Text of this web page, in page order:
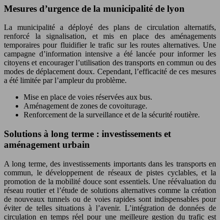
Mesures d’urgence de la municipalité de lyon
La municipalité a déployé des plans de circulation alternatifs,
renforcé la signalisation, et mis en place des aménagements
temporaires pour fluidifier le trafic sur les routes alternatives. Une
campagne d’information intensive a été lancée pour informer les
citoyens et encourager l’utilisation des transports en commun ou des
modes de déplacement doux. Cependant, l’efficacité de ces mesures
a été limitée par l’ampleur du problème.
Mise en place de voies réservées aux bus.
Aménagement de zones de covoiturage.
Renforcement de la surveillance et de la sécurité routière.
Solutions à long terme : investissements et
aménagement urbain
A long terme, des investissements importants dans les transports en
commun, le développement de réseaux de pistes cyclables, et la
promotion de la mobilité douce sont essentiels. Une réévaluation du
réseau routier et l’étude de solutions alternatives comme la création
de nouveaux tunnels ou de voies rapides sont indispensables pour
éviter de telles situations à l’avenir. L’intégration de données de
circulation en temps réel pour une meilleure gestion du trafic est